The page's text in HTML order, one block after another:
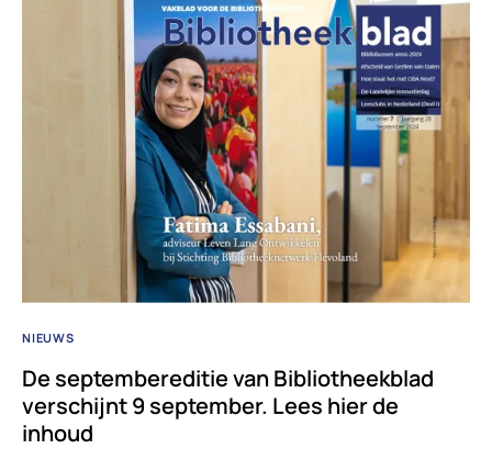
NIEUWS
De septembereditie van Bibliotheekblad
verschijnt 9 september. Lees hier de
inhoud